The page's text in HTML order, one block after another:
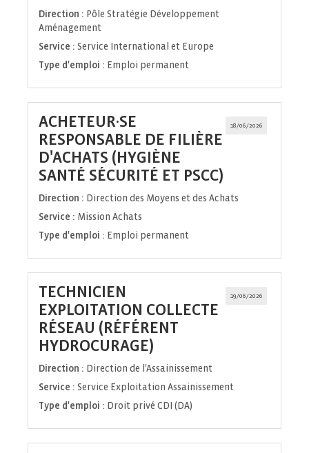
fenêtre)
Direction : Pôle Stratégie Développement
Aménagement
Service : Service International et Europe
Type d'emploi : Emploi permanent
18/06/2026
ACHETEUR·SE
RESPONSABLE DE FILIÈRE
D'ACHATS (HYGIÈNE
SANTÉ SÉCURITÉ ET PSCC)
fenêtre)
Direction : Direction des Moyens et des Achats
Service : Mission Achats
Type d'emploi : Emploi permanent
19/06/2026
TECHNICIEN
EXPLOITATION COLLECTE
RÉSEAU (RÉFÉRENT
HYDROCURAGE)
fenêtre)
Direction : Direction de l'Assainissement
Service : Service Exploitation Assainissement
Type d'emploi : Droit privé CDI (DA)